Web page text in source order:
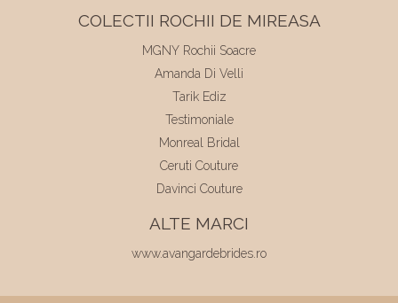
COLECTII ROCHII DE MIREASA
MGNY Rochii Soacre
Amanda Di Velli
Tarik Ediz
Testimoniale
Monreal Bridal
Ceruti Couture
Davinci Couture
ALTE MARCI
www.avangardebrides.ro